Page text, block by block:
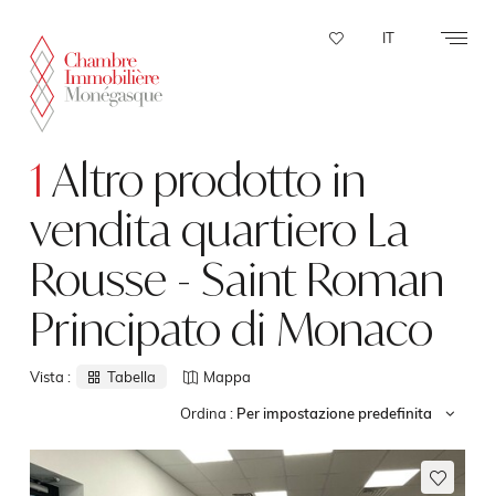
IT
1 Altro prodotto in
vendita quartiero La
Rousse - Saint Roman
Principato di Monaco
Vista : Tabella Mappa
Ordina : Per impostazione predefinita